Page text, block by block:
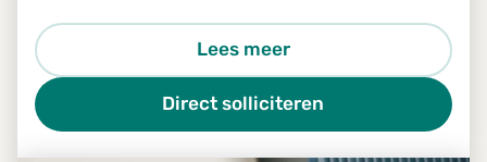
Shared Service Center. Je werkt nauw samen
met collega's van verschill
Lees meer
Direct solliciteren